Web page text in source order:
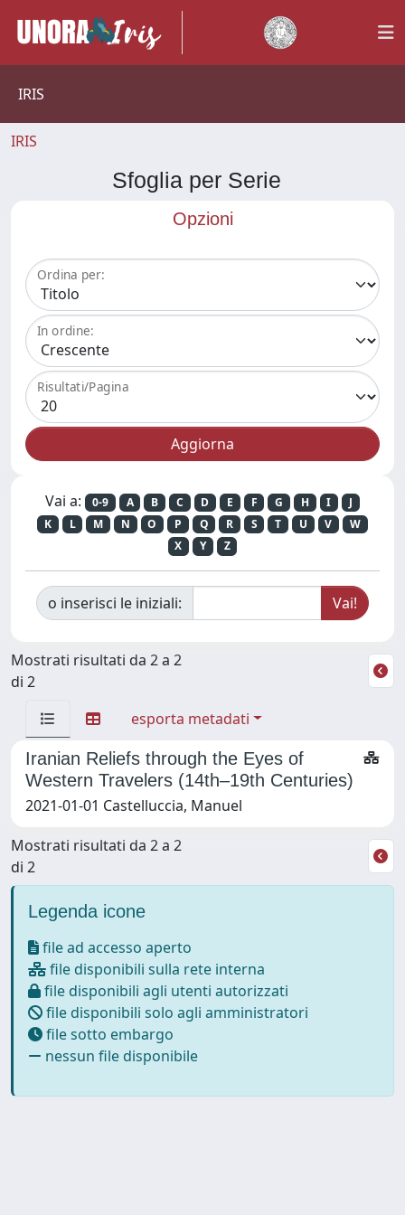
IRIS
IRIS
Sfoglia per Serie
Opzioni
Ordina per:
In ordine:
Risultati/Pagina
Vai a: 0-9 A B C D E F G H I
J
K
L M N O P Q R S T U V
W
X
Y Z
o inserisci le iniziali:
Mostrati risultati da 2 a 2
di 2
esporta metadati
Iranian Reliefs through the Eyes of
Western Travelers (14th–19th Centuries)
2021-01-01 Castelluccia, Manuel
Mostrati risultati da 2 a 2
di 2
Legenda icone
file ad accesso aperto
file disponibili sulla rete interna
file disponibili agli utenti autorizzati
file disponibili solo agli amministratori
file sotto embargo
nessun file disponibile